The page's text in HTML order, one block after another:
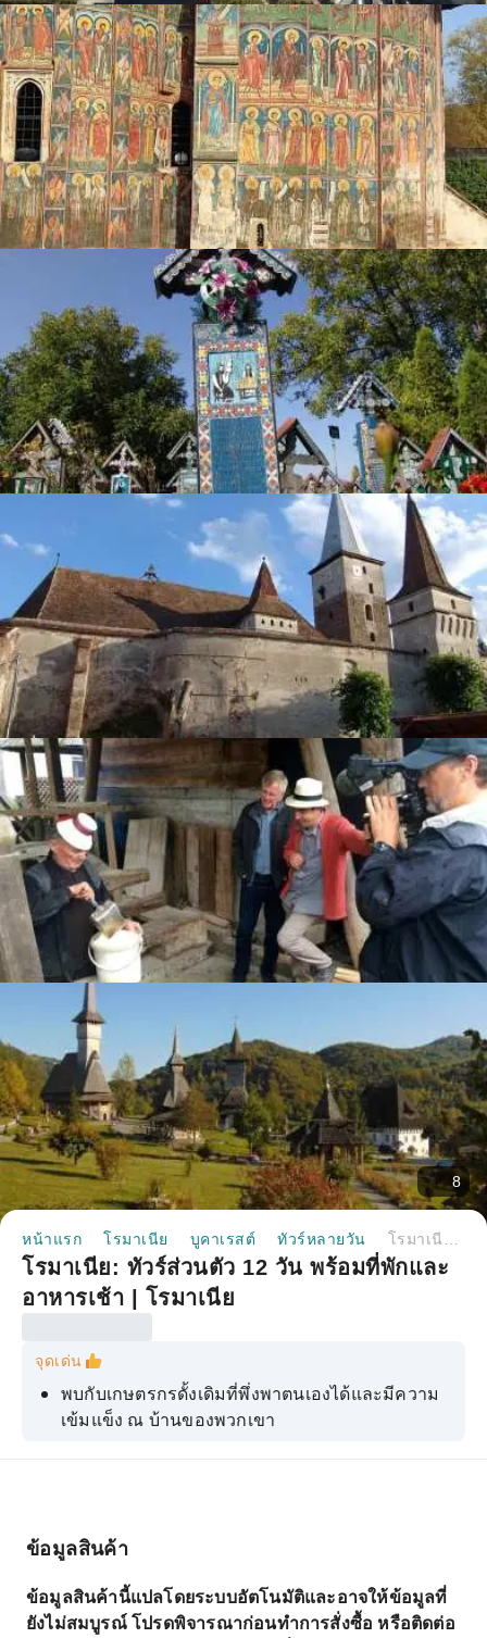
8
หน้าแรก โรมาเนีย บูคาเรสต์ ทัวร์หลายวัน
โรมาเนีย: ทัวร์ส่วนตัว 12 วัน พร้อมที่พักและ
อาหารเช้า | โรมาเนีย
จุดเด่น
พบกับเกษตรกรดั้งเดิมที่พึ่งพาตนเองได้และมีความ
เข้มแข็ง ณ บ้านของพวกเขา
ค้นพบการผสมผสานทางวัฒนธรรม: ชาวโรมาเนีย
ชมสถานที่ท่องเที่ยวสำคัญที่สุดของโรมาเนีย
สัมผัสประสบการณ์จริงในสังคมเกษตรกรที่อนุรักษ์
ข้อมูลสินค้า
ข้อมูลสินค้านี้แปลโดยระบบอัตโนมัติและอาจให้ข้อมูลที่
ยังไม่สมบูรณ์ โปรดพิจารณาก่อนทำการสั่งซื้อ หรือติดต่อ